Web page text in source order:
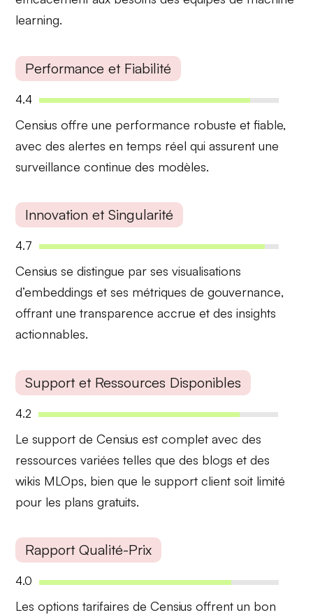
learning.
Performance et Fiabilité
4.4
Censius offre une performance robuste et fiable,
avec des alertes en temps réel qui assurent une
surveillance continue des modèles.
Innovation et Singularité
4.7
Censius se distingue par sesvisualisations
d’embeddings et ses métriques de gouvernance,
offrant une transparence accrue et des insights
actionnables.
Support et Ressources Disponibles
4.2
Le support de Censius est complet avec des
ressources variées telles que des blogs et des
wikis MLOps, bien que le support client soit limité
pour les plans gratuits.
Rapport Qualité-Prix
4.0
Les options tarifaires de Censius offrent un bon